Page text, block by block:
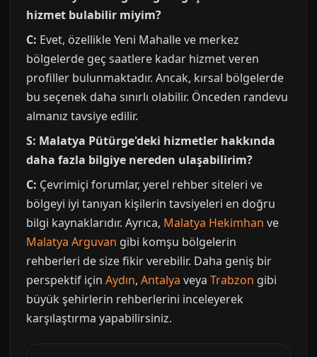
hizmet bulabilir miyim?
C: Evet, özellikle Yeni Mahalle ve merkez
bölgelerde geç saatlere kadar hizmet veren
profiller bulunmaktadır. Ancak, kırsal bölgelerde
bu seçenek daha sınırlı olabilir. Önceden randevu
almanız tavsiye edilir.
S: Malatya Pütürge'deki hizmetler hakkında
daha fazla bilgiye nereden ulaşabilirim?
C: Çevrimiçi forumlar, yerel rehber siteleri ve
bölgeyi iyi tanıyan kişilerin tavsiyeleri en doğru
bilgi kaynaklarıdır. Ayrıca, Malatya Hekimhan ve
Malatya Arguvan gibi komşu bölgelerin
rehberleri de size fikir verebilir. Daha geniş bir
perspektif için Aydın, Antalya veya Trabzon gibi
büyük şehirlerin rehberlerini inceleyerek
karşılaştırma yapabilirsiniz.